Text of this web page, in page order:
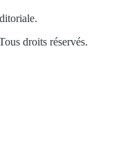
droits réservés.